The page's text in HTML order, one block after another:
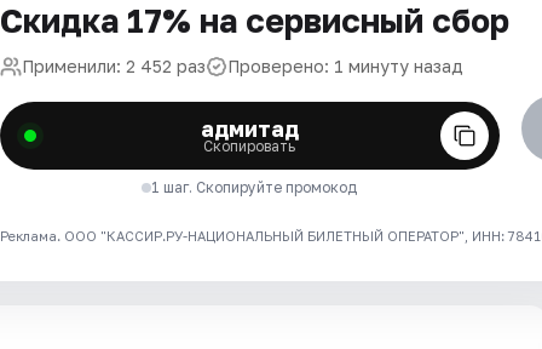
Скидка 17% на сервисный сбор
Применили: 2 452 раз Проверено: 1 минуту назад
адмитад
Скопировать
1 шаг. Скопируйте промокод
Реклама. ООО "КАССИР.РУ-НАЦИОНАЛЬНЫЙ БИЛЕТНЫЙ ОПЕРАТОР", ИНН: